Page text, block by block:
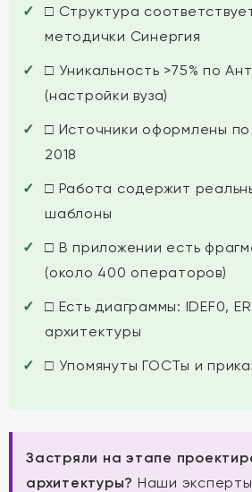
□ Структура
методички Синергия
□ Уникальность >75% по
(настройки вуза)
□ Источники оформлены
2018
□ Работа содержит
шаблоны
□ В приложении есть
(около 400 операторов)
□ Есть диаграммы: IDEF0,
архитектуры
□ Упомянуты ГОСТы и
Застряли на этапе
архитектуры? Наши